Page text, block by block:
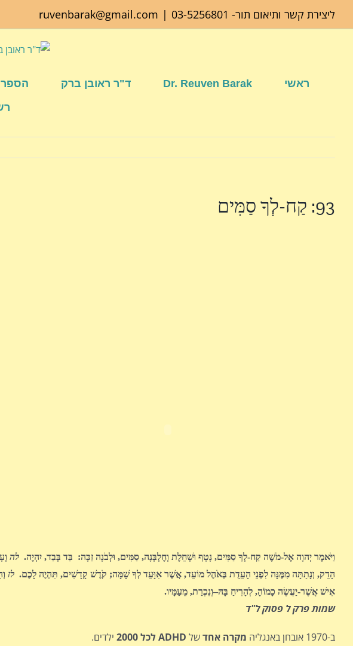
ליצירת קשר ותיאום תור- 03-5256801
|
ruvenbarak@gmail.com
ראשי Dr. Reuven Barak ד"ר ראובן ברק
93: קַח-לְךָ סַמִּים
וַיֹּאמֶר יְהוָה אֶל-מֹשֶׁה קַח-לְךָ סַמִּים, נָטָף וּשְׁחֵלֶת וְחֶלְבְּנָה, סַמִּים, וּלְבֹנָה זַכָּה: בַּד בְּבַד, יִהְיֶה. לה
הָדֵק, וְנָתַתָּה מִמֶּנָּה לִפְנֵי הָעֵדֻת בְּאֹהֶל מוֹעֵד, אֲשֶׁר אִוָּעֵד לְךָ שָׁמָּה; קֹדֶשׁ קָדָשִׁים, תִּהְיֶה לָכֶם. לז
אִישׁ אֲשֶׁר-יַעֲשֶׂה כָמוֹהָ, לְהָרִיחַ בָּהּ–וְנִכְרַת, מֵעַמָּיו.
שמות פרק ל פסוק ל"ד
ב-1970 אובחן באנגליה מקרה אחדשל ADHD לכל 2000
ילדים.